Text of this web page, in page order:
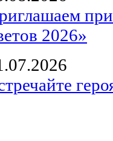
2026»